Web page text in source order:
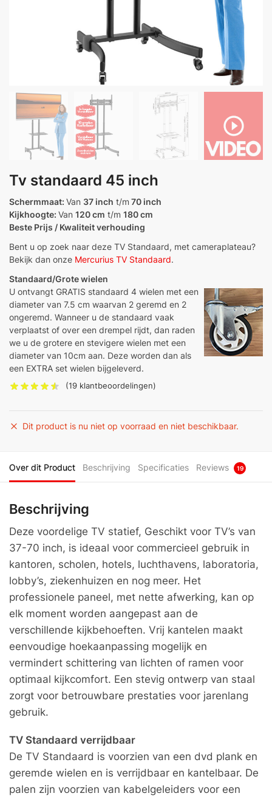
Tv standaard 45 inch
Schermmaat: Van 37 inch t/m 70 inch
Kijkhoogte: Van 120 cm t/m 180 cm
Beste Prijs / Kwaliteit verhouding
Bent u op zoek naar deze TV Standaard, met cameraplateau?
Bekijk dan onze Mercurius TV Standaard.
Standaard/Grote wielen
U ontvangt GRATIS standaard 4 wielen met een
diameter van 7.5 cm waarvan 2 geremd en 2
ongeremd. Wanneer u de standaard vaak
verplaatst of over een drempel rijdt, dan raden
we u de grotere en stevigere wielen met een
diameter van 10cm aan. Deze worden dan als
een EXTRA set wielen bijgeleverd.
(19 klantbeoordelingen)
Dit product is nu niet op voorraad en niet beschikbaar.
Over dit Product Beschrijving Specificaties Reviews 19
Beschrijving
Deze voordelige TV statief, Geschikt voor TV’s van
37-70 inch, is ideaal voor commercieel gebruik in
kantoren, scholen, hotels, luchthavens, laboratoria,
lobby’s, ziekenhuizen en nog meer. Het
professionele paneel, met nette afwerking, kan op
elk moment worden aangepast aan de
verschillende kijkbehoeften. Vrij kantelen maakt
eenvoudige hoekaanpassing mogelijk en
vermindert schittering van lichten of ramen voor
optimaal kijkcomfort. Een stevig ontwerp van staal
zorgt voor betrouwbare prestaties voor jarenlang
gebruik.
TV Standaard verrijdbaar
De TV Standaard is voorzien van een dvd plank en
geremde wielen en is verrijdbaar en kantelbaar. De
palen zijn voorzien van kabelgeleiders voor een